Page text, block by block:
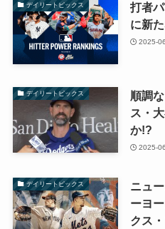
デイリートピックス
打者
に新
2025-
デイリートピックス
順調
ス・
か!?
2025-
デイリートピックス
ニュ
ーヨ
クス